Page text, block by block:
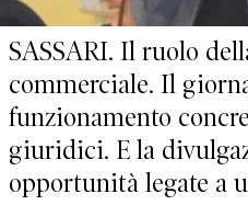
SASSARI. Il ruolo
commerciale. Il
funzionamento
giuridici. E la
opportunità legate a